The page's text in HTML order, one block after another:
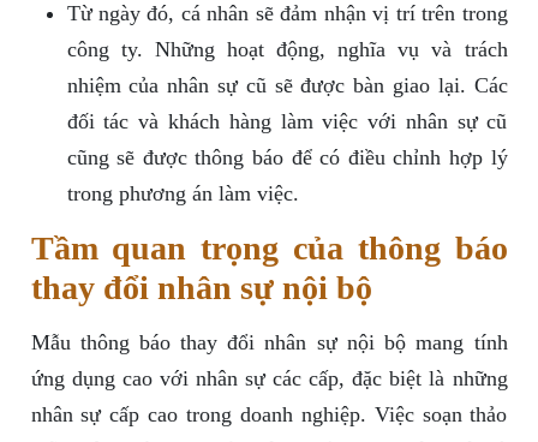
Từ ngày đó, cá nhân sẽ đảm nhận vị trí trên trong
công ty. Những hoạt động, nghĩa vụ và trách
nhiệm của nhân sự cũ sẽ được bàn giao lại. Các
đối tác và khách hàng làm việc với nhân sự cũ
cũng sẽ được thông báo để có điều chỉnh hợp lý
trong phương án làm việc.
Tầm quan trọng của thông báo
thay đổi nhân sự nội bộ
Mẫu thông báo thay đổi nhân sự nội bộ mang tính
ứng dụng cao với nhân sự các cấp, đặc biệt là những
nhân sự cấp cao trong doanh nghiệp. Việc soạn thảo